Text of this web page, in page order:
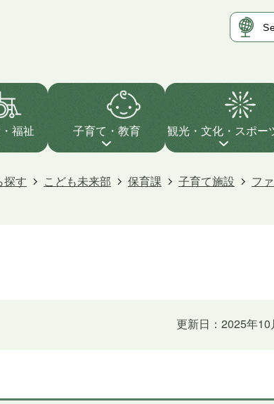
福祉 子育て・教育 観光・文化・スポー
探す こども未来部 保育課 子育て施設
フ
更新日：2025年10